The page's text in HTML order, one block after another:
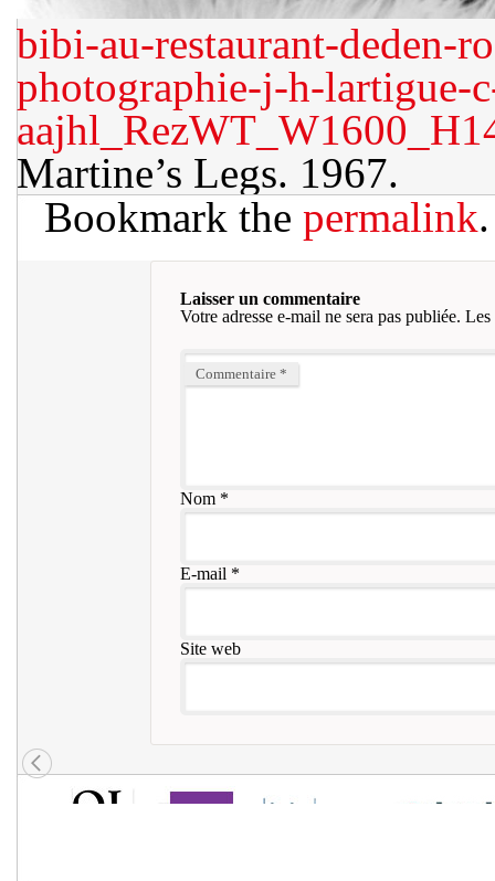
bibi-au-restaurant-deden-
photographie-j-h-lartigue-
Martine’s Legs. 1967.
Bookmark the permalink.
Laisser un commentaire
Votre adresse e-mail ne sera pas publiée. Les
Commentaire *
Nom*
E-mail *
Site web